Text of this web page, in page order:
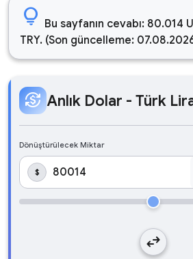
lightbulb Bu sayfanın cevabı: 80.014
TRY. (Son güncelleme:
currency_exchange Anlık Dolar - Türk
Dönüştürülecek Miktar
$
swap_horiz